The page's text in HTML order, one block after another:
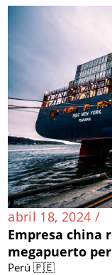
abril 18, 2024 /
Empresa china
megapuerto
Perú 🇵🇪